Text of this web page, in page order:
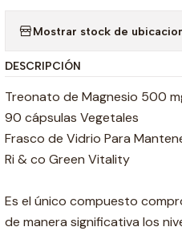
Mostrar stock de
DESCRIPCIÓN
Treonato de Magnesio 500
90 cápsulas Vegetales
Frasco de Vidrio Para
Ri & co Green Vitality
Es el único compuesto
de manera significativa los